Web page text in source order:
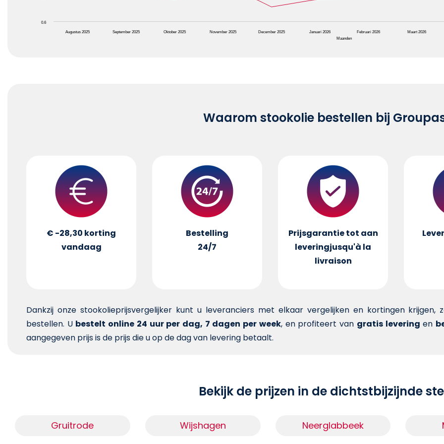
Maanden
Augustus 2025 September 2025 Oktober 2025 November 2025 December 2025 Januari 2026 Februari 2026 Maart 2026
0.6
Waarom stookolie bestellen bij
€ -28,30 korting
vandaag
Bestelling
24/7
Prijsgarantie tot aan
leveringjusqu'à la
livraison
Dankzij onze stookolieprijsvergelijker kunt u leveranciers met elkaar vergelijken en kortingen
bestellen. U bestelt online 24 uur per dag, 7 dagen per week, en profiteert van gratis levering en
aangegeven prijs is de prijs die u op de dag van levering betaalt.
Bekijk de prijzen in de dichtstbijzijnde
Gruitrode Wijshagen Neerglabbeek